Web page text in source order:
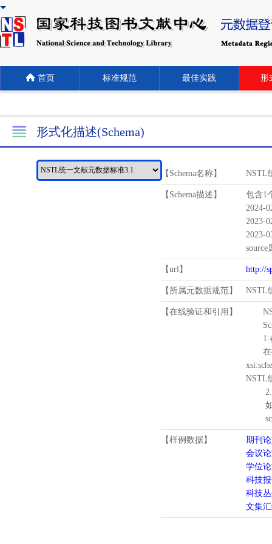
首页 标准规范 最佳实践 形
形式化描述(Schema)
【Schema名称】 NSTL
【Schema描述】
包含1
2024-
2023-
2023-
source
【url】 http://
【所属元数据规范】 NSTL
【在线验证和引用】
1.
在待
NSTL
2.
如需
【样例数据】
期刊
会议
学位
科技
科技
文集